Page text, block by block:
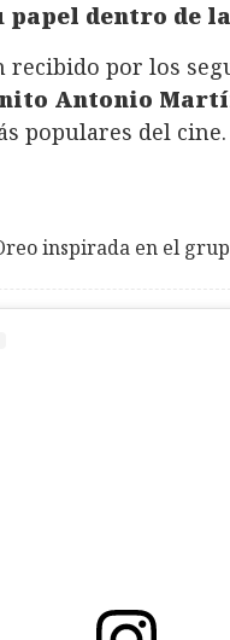
papel dentro de
recibido por los
Antonio
populares del cine.
inspirada en el